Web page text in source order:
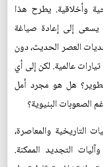
وأخلاقية. يطرح هذا
إلى إعادة صياغة
العصر الحديث، دون
عالمية. لكن إلى أي
هل هو مجرد أمل
الصعوبات البنيوية؟
التاريخية والمعاصرة،
التجديد الممكنة.